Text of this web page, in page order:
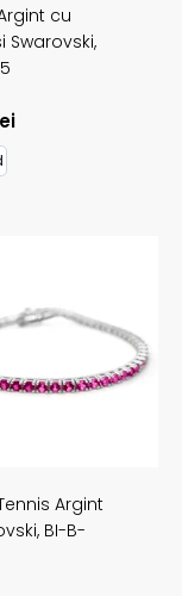
cu
Swarovski,
Argint
BI-B-